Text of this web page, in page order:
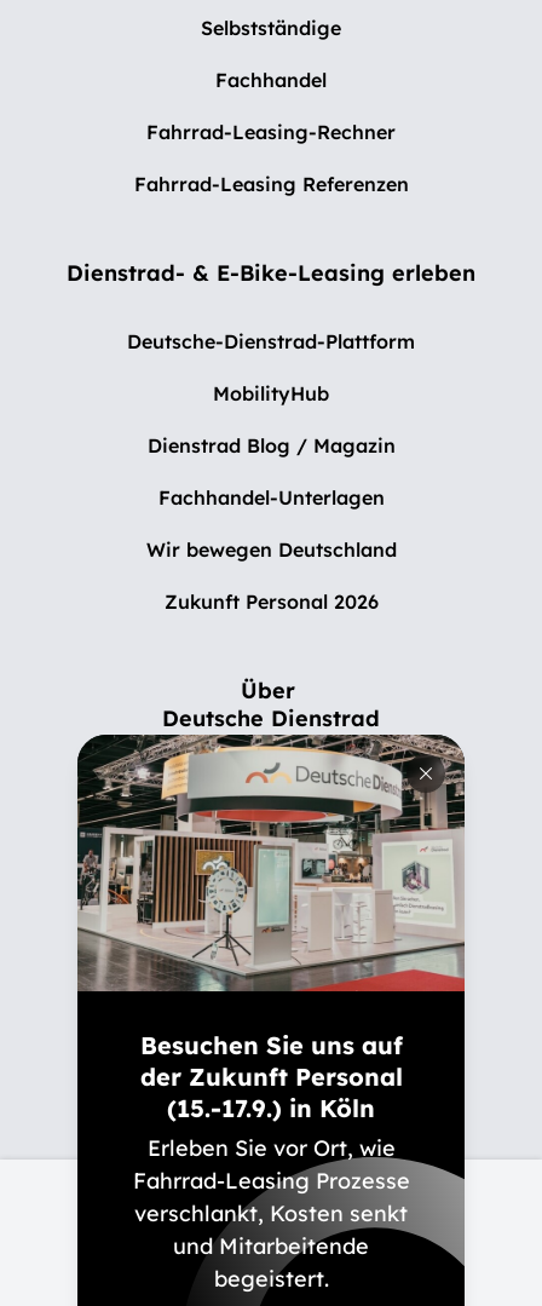
Besuchen Sie uns auf
der Zukunft Personal
(15.-17.9.) in Köln
Erleben Sie vor Ort, wie
Fahrrad-Leasing Prozesse
verschlankt, Kosten senkt
und Mitarbeitende
begeistert.
Selbstständige
Fachhandel
Fahrrad-Leasing-Rechner
Fahrrad-Leasing Referenzen
Dienstrad- & E-Bike-Leasing erleben
Deutsche-Dienstrad-Plattform
MobilityHub
Dienstrad Blog / Magazin
Fachhandel-Unterlagen
Wir bewegen Deutschland
Zukunft Personal 2026
Über
Deutsche Dienstrad
Wer ist Deutsche Dienstrad
Familiengeschichte
Verantwortung
Karriere
Ausbildung
Presse
Newsletter
Kontakt
Impressum